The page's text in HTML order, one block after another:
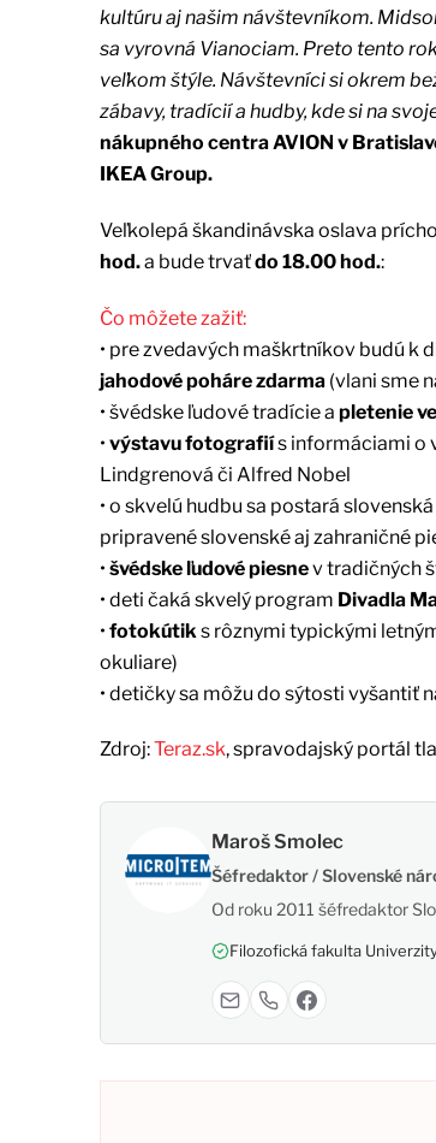
kultúru aj našim návštevníkom.
sa vyrovná Vianociam. Preto tento
veľkom štýle. Návštevníci si okrem
zábavy, tradícií a hudby, kde si na
nákupného centra AVION v
IKEA Group.
Veľkolepá škandinávska oslava
hod.a bude trvaťdo 18.00 hod.:
Čo môžete zažiť:
• pre zvedavých maškrtníkov budú k
jahodové poháre zdarma(vlani sme
• švédske ľudové tradície a pletenie
• výstavu fotografiís informáciami o
Lindgrenová či Alfred Nobel
• o skvelú hudbu sa postará
pripravené slovenské aj zahraničné
• švédske ľudové piesnev tradičných
• deti čaká skvelý program Divadla
• fotokútik s rôznymi typickými
okuliare)
• detičky sa môžu do sýtosti vyšantiť
Zdroj:Teraz.sk, spravodajský portál
Maroš Smolec
Šéfredaktor / Slovenské
Od roku 2011 šéfredaktor
Filozofická fakulta